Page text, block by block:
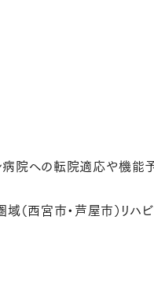
病院への転院適応や機能
西宮市・芦屋市）リハビ